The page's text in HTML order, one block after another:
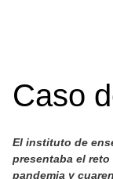
Caso
El instituto de
presentaba el
pandemia y